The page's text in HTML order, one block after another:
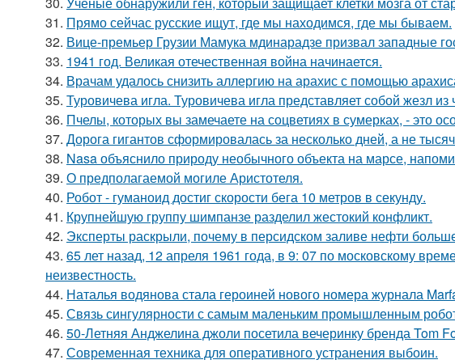
31. Прямо сейчас русские ищут, где мы находимся, где мы бываем.
32. Вице-премьер Грузии Мамука мдинарадзе призвал западные
33. 1941 год. Великая отечественная война начинается.
34. Врачам удалось снизить аллергию на арахис с помощью
35. Туровичева игла. Туровичева игла представляет собой жезл
36. Пчелы, которых вы замечаете на соцветиях в сумерках, - это
37. Дорога гигантов сформировалась за несколько дней, а не
38. Nasa объяснило природу необычного объекта на марсе,
39. О предполагаемой могиле Аристотеля.
40. Робот - гуманоид достиг скорости бега 10 метров в секунду.
41. Крупнейшую группу шимпанзе разделил жестокий конфликт.
42. Эксперты раскрыли, почему в персидском заливе нефти
43. 65 лет назад, 12 апреля 1961 года, в 9: 07 по московскому
неизвестность.
44. Наталья водянова стала героиней нового номера журнала
45. Связь сингулярности с самым маленьким промышленным
46. 50-Летняя Анджелина джоли посетила вечеринку бренда Tom
47. Современная техника для оперативного устранения выбоин.